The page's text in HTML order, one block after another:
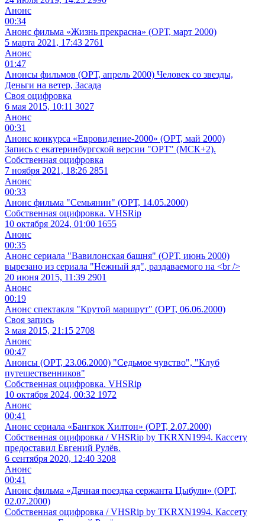
Анонс
00:34
Анонс фильма «Жизнь прекрасна» (ОРТ, март 2000)
5 марта 2021, 17:43 2761
Анонс
01:47
Анонсы фильмов (ОРТ, апрель 2000) Человек со звезды,
Деньги на ветер, Засада
Своя оцифровка
6 мая 2015, 10:11 3027
Анонс
00:31
Анонс конкурса «Евровидение-2000» (ОРТ, май 2000)
Запись с екатеринбургской версии "ОРТ" (МСК+2).
Собственная оцифровка
7 ноября 2021, 18:26 2851
Анонс
00:33
Анонс фильма "Семьянин" (ОРТ, 14.05.2000)
Собственная оцифровка. VHSRip
10 октября 2024, 01:00 1655
Анонс
00:35
Анонс сериала "Вавилонская башня" (ОРТ, июнь 2000)
вырезано из сериала "Нежный яд", раздаваемого на <br />
20 июня 2015, 11:39 2901
Анонс
00:19
Анонс спектакля "Крутой маршрут" (ОРТ, 06.06.2000)
Своя запись
3 мая 2015, 21:15 2708
Анонс
00:47
Анонсы (ОРТ, 23.06.2000) "Седьмое чувство", "Клуб
путешественников"
Собственная оцифровка. VHSRip
10 октября 2024, 00:32 1972
Анонс
00:41
Анонс сериала «Бангкок Хилтон» (ОРТ, 2.07.2000)
Собственная оцифровка / VHSRip by TKRXN1994. Кассету
предоставил Евгений Рулёв.
6 сентября 2020, 12:40 3208
Анонс
00:41
Анонс фильма «Дачная поездка сержанта Цыбули» (ОРТ,
02.07.2000)
Собственная оцифровка / VHSRip by TKRXN1994. Кассету